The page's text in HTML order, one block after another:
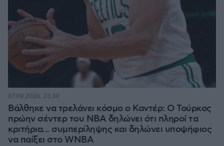
Βάλθηκε να τρελάνει κόσμο ο Καντέρ: Ο Τούρκος
πρώην σέντερ του NBA δηλώνει ότι πληροί τα
κριτήρια... συμπερίληψης και δηλώνει υποψήφιος
να παίξει στο WNBA
07.08.2026, 23:30